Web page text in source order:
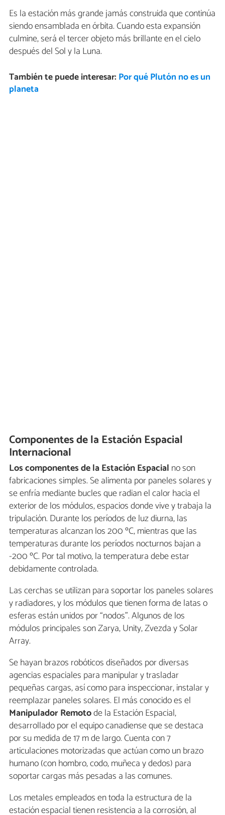
Es la estación más grande jamás construida que continúa
siendo ensamblada en órbita. Cuando esta expansión
culmine, será el tercer objeto más brillante en el cielo
después del Sol y la Luna.
También te puede interesar: Por qué Plutón no es un
planeta
Componentes de la Estación Espacial
Internacional
Los componentes de la Estación Espacial no son
fabricaciones simples. Se alimenta por paneles solares y
se enfría mediante bucles que radian el calor hacia el
exterior de los módulos, espacios donde vive y trabaja la
tripulación. Durante los períodos de luz diurna, las
temperaturas alcanzan los 200 ºC, mientras que las
temperaturas durante los períodos nocturnos bajan a
-200 ºC. Por tal motivo, la temperatura debe estar
debidamente controlada.
Las cerchas se utilizan para soportar los paneles solares
y radiadores, y los módulos que tienen forma de latas o
esferas están unidos por “nodos”. Algunos de los
módulos principales son Zarya, Unity, Zvezda y Solar
Array.
Se hayan brazos robóticos diseñados por diversas
agencias espaciales para manipular y trasladar
pequeñas cargas, así como para inspeccionar, instalar y
reemplazar paneles solares. El más conocido es el
ManipuladorRemotode la Estación Espacial,
desarrollado por el equipo canadiense que se destaca
por su medida de 17 m de largo. Cuenta con 7
articulaciones motorizadas que actúan como un brazo
humano (con hombro, codo, muñeca y dedos) para
soportar cargas más pesadas a las comunes.
Los metales empleados en toda la estructura de la
estación espacial tienen resistencia a la corrosión, al